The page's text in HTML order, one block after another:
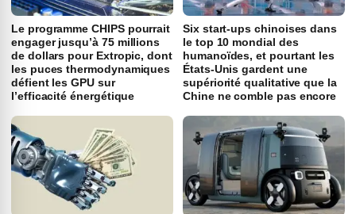
Le programme CHIPS pourrait
engager jusqu’à 75 millions
de dollars pour Extropic, dont
les puces thermodynamiques
défient les GPU sur
l’efficacité énergétique
Six start-ups chinoises dans
le top 10 mondial des
humanoïdes, et pourtant les
États-Unis gardent une
supériorité qualitative que la
Chine ne comble pas encore